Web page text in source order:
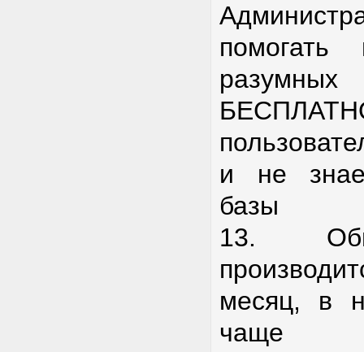
помогать
и не
базы
13.
месяц, в
чаще